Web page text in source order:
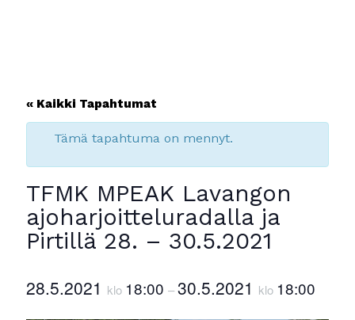
« Kaikki Tapahtumat
Tämä tapahtuma on mennyt.
TFMK MPEAK Lavangon
ajoharjoitteluradalla ja
Pirtillä 28. – 30.5.2021
28.5.2021 klo 18:00–30.5.2021 klo 18:00